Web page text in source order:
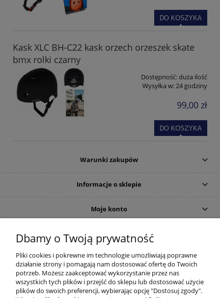
DO KOSZYKA
Kask XLC BH-C22 kask orzech orzeszek skate
bmx rolki czarny
Dostępność:duża ilość
Wysyłka w:24 godziny
99,00 zł
DO KOSZYKA
Warunki zakupów
Informacje o sklepie
Moje konto
Dbamy o Twoją prywatność
Pliki cookies i pokrewne im technologie umożliwiają poprawne
działanie strony i pomagają nam dostosować ofertę do Twoich
potrzeb. Możesz zaakceptować wykorzystanie przez nas
wszystkich tych plików i przejść do sklepu lub dostosować użycie
plików do swoich preferencji, wybierając opcję "Dostosuj zgody".